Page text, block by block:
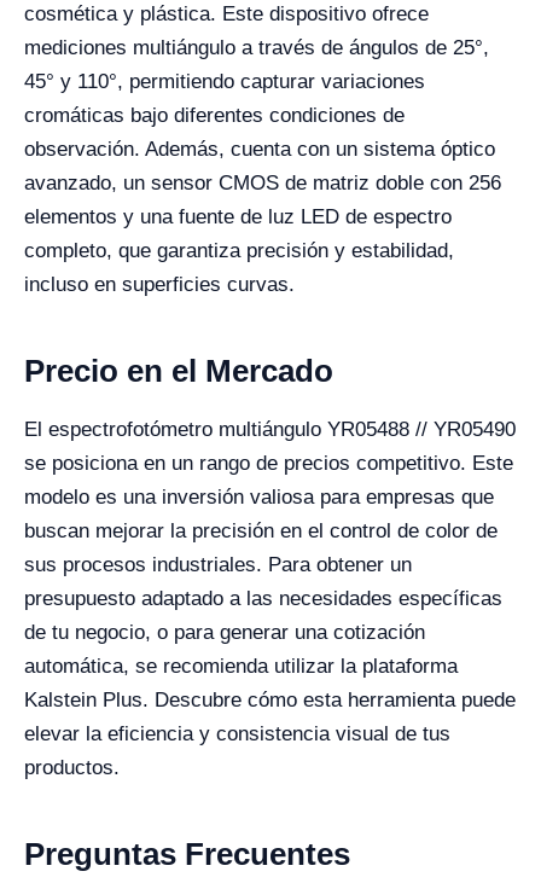
cosmética y plástica. Este dispositivo ofrece
mediciones multiángulo a través de ángulos de 25°,
45° y 110°, permitiendo capturar variaciones
cromáticas bajo diferentes condiciones de
observación. Además, cuenta con un sistema óptico
avanzado, un sensor CMOS de matriz doble con 256
elementos y una fuente de luz LED de espectro
completo, que garantiza precisión y estabilidad,
incluso en superficies curvas.
Precio en el Mercado
El espectrofotómetro multiángulo YR05488 // YR05490
se posiciona en un rango de precios competitivo. Este
modelo es una inversión valiosa para empresas que
buscan mejorar la precisión en el control de color de
sus procesos industriales. Para obtener un
presupuesto adaptado a las necesidades específicas
de tu negocio, o para generar una cotización
automática, se recomienda utilizar la plataforma
Kalstein Plus. Descubre cómo esta herramienta puede
elevar la eficiencia y consistencia visual de tus
productos.
Preguntas Frecuentes